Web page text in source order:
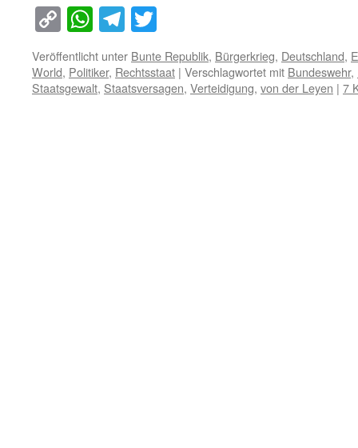
Copy
Link
WhatsApp
Telegram
Veröffentlicht unter Bunte Republik, Bürgerkrieg, Deutschland,
World, Politiker, Rechtsstaat | Verschlagwortet mit Bundeswehr,
Staatsgewalt, Staatsversagen, Verteidigung, von der Leyen | 7